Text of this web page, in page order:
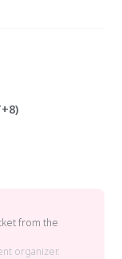
from the
organizer.